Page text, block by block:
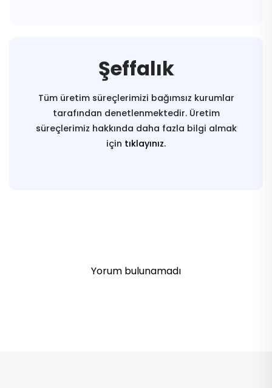
Şeffalık
Tüm üretim süreçlerimizi bağımsız kurumlar
tarafından denetlenmektedir. Üretim
süreçlerimiz hakkında daha fazla bilgi almak
için tıklayınız.
Yorum bulunamadı